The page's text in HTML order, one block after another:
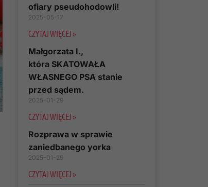
ofiary pseudohodowli!
2025-05-17
CZYTAJ WIĘCEJ »
Małgorzata I.,
która SKATOWAŁA
WŁASNEGO PSA stanie
przed sądem.
2025-01-29
CZYTAJ WIĘCEJ »
Rozprawa w sprawie
zaniedbanego yorka
2025-01-29
CZYTAJ WIĘCEJ »